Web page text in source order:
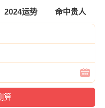
2024运势 命中贵人